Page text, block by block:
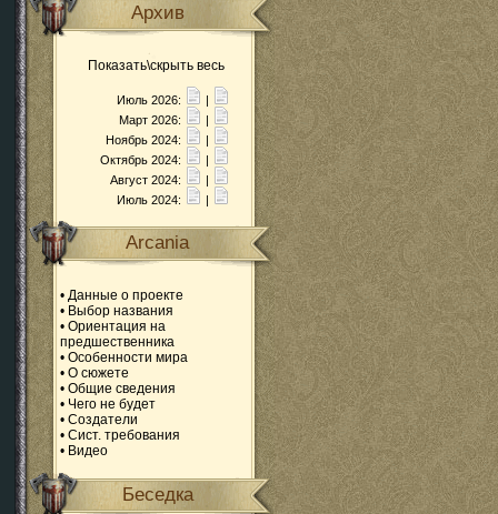
Архив
Показать\скрыть весь
Июль 2026:
|
Март 2026:
|
Ноябрь 2024:
|
Октябрь 2024:
|
Август 2024:
|
Июль 2024:
|
Arcania
• Данные о проекте
• Выбор названия
• Ориентация на
предшественника
• Особенности мира
• О сюжете
• Общие сведения
• Чего не будет
• Создатели
• Сист. требования
• Видео
Беседка